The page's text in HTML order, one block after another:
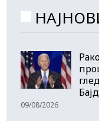
09/08/2026